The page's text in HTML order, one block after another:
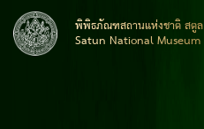
พิพิธภัณฑสถานแห่งชาติ สตูล
Satun National Museum